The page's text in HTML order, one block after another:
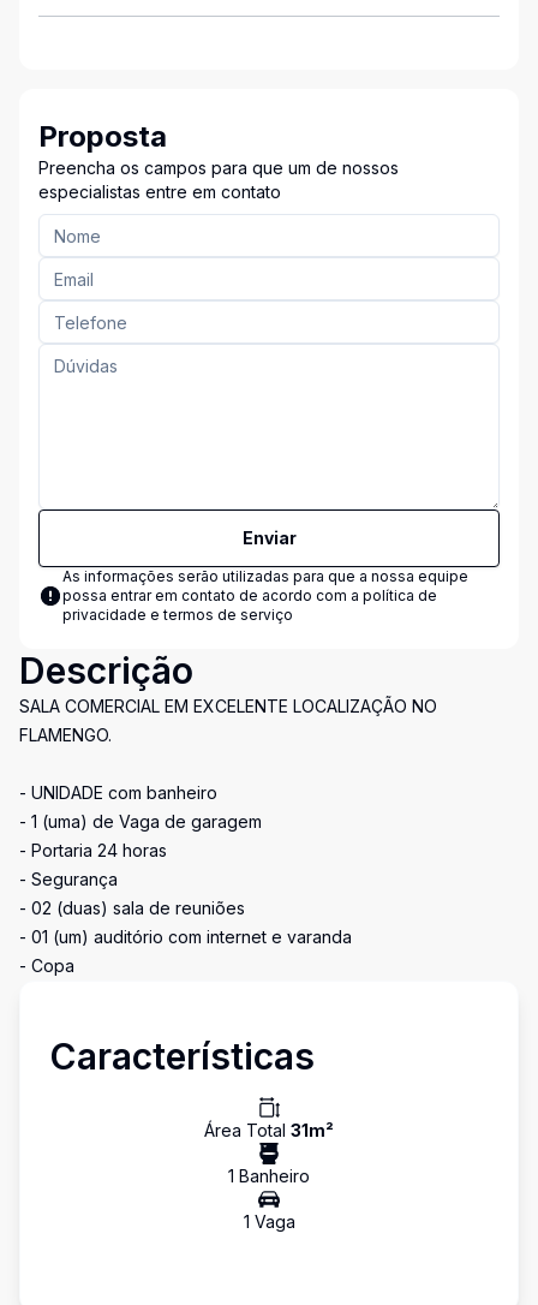
Proposta
Preencha os campos para que um de nossos
especialistas entre em contato
Enviar
As informações serão utilizadas para que a nossa equipe
possa entrar em contato de acordo com a política de
privacidade e termos de serviço
Descrição
SALA COMERCIAL EM EXCELENTE LOCALIZAÇÃO NO
FLAMENGO.
- UNIDADE com banheiro
- 1 (uma) de Vaga de garagem
- Portaria 24 horas
- Segurança
- 02 (duas) sala de reuniões
- 01 (um) auditório com internet e varanda
- Copa
Características
Área Total 31m²
1 Banheiro
1 Vaga